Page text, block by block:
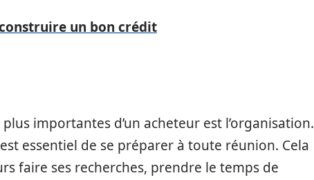
un bon crédit
importantes d’un acheteur est l’organisation.
essentiel de se préparer à toute réunion. Cela
faire ses recherches, prendre le temps de